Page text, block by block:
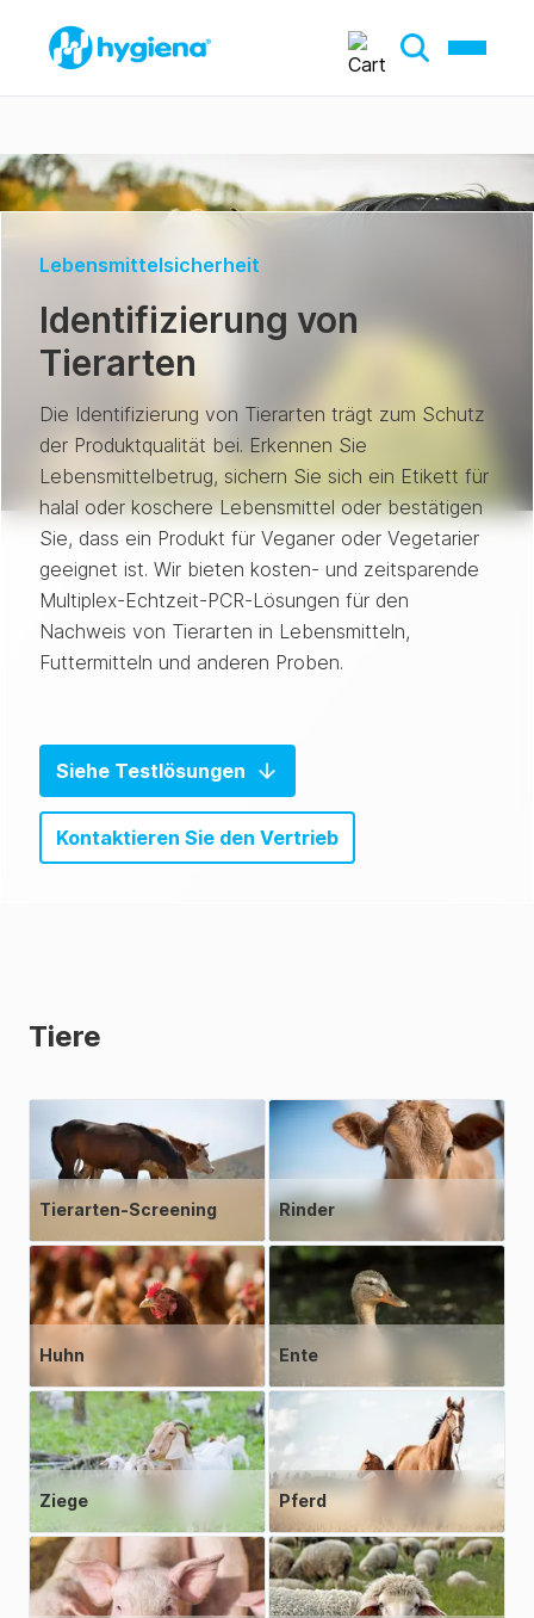
Lebensmittelsicherheit
Identifizierung von
Tierarten
Die Identifizierung von Tierarten trägt zum Schutz
der Produktqualität bei. Erkennen Sie
Lebensmittelbetrug, sichern Sie sich ein Etikett für
halal oder koschere Lebensmittel oder bestätigen
Sie, dass ein Produkt für Veganer oder Vegetarier
geeignet ist. Wir bieten kosten- und zeitsparende
Multiplex-Echtzeit-PCR-Lösungen für den
Nachweis von Tierarten in Lebensmitteln,
Futtermitteln und anderen Proben.
Siehe Testlösungen
Kontaktieren Sie den Vertrieb
Tiere
Tierarten-Screening Rinder
Huhn Ente
Ziege Pferd